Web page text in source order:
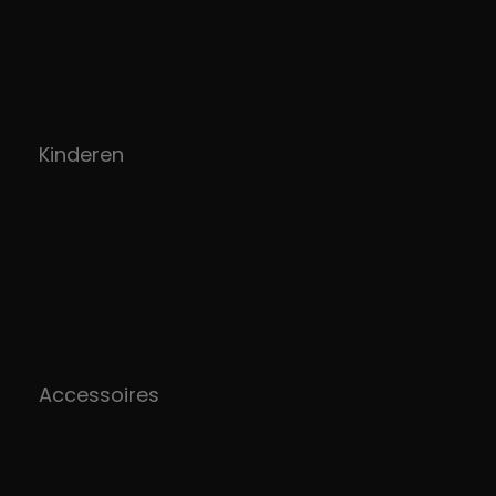
Kinderen
Accessoires